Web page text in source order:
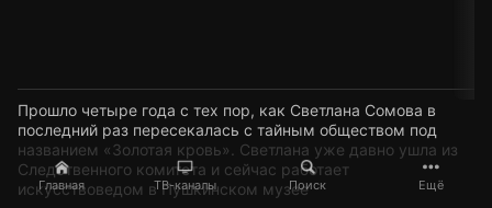
Главная ТВ-каналы Поиск Ещё
Прошло четыре года с тех пор, как Светлана Сомова в
последний раз пересекалась с тайным обществом под
названием «Золотая кровь». Светлана уже давно ушла из
Следственного комитета и сейчас работает
искусствоведом в Пушкинском музее